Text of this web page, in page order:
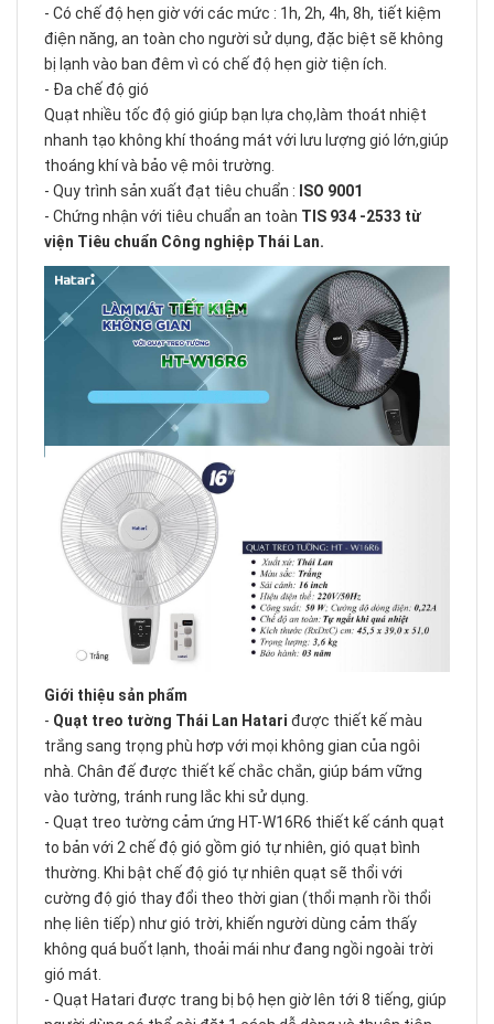
- Có chế độ hẹn giờ với các mức : 1h, 2h, 4h, 8h, tiết kiệm
điện năng, an toàn cho người sử dụng, đặc biệt sẽ không
bị lạnh vào ban đêm vì có chế độ hẹn giờ tiện ích.
- Đa chế độ gió
Quạt nhiều tốc độ gió giúp bạn lựa chọ,làm thoát nhiệt
nhanh tạo không khí thoáng mát với lưu lượng gió lớn,giúp
thoáng khí và bảo vệ môi trường.
- Quy trình sản xuất đạt tiêu chuẩn : ISO 9001
- Chứng nhận với tiêu chuẩn an toàn TIS 934 -2533 từ
viện Tiêu chuẩn Công nghiệp Thái Lan.
Giới thiệu sản phẩm
- Quạt treo tường Thái Lan Hatari được thiết kế màu
trắng sang trọng phù hơp với mọi không gian của ngôi
nhà. Chân đế được thiết kế chắc chắn, giúp bám vững
vào tường, tránh rung lắc khi sử dụng.
- Quạt treo tường cảm ứng HT-W16R6 thiết kế cánh quạt
to bản với 2 chế độ gió gồm gió tự nhiên, gió quạt bình
thường. Khi bật chế độ gió tự nhiên quạt sẽ thổi với
cường độ gió thay đổi theo thời gian (thổi mạnh rồi thổi
nhẹ liên tiếp) như gió trời, khiến người dùng cảm thấy
không quá buốt lạnh, thoải mái như đang ngồi ngoài trời
gió mát.
- Quạt Hatari được trang bị bộ hẹn giờ lên tới 8 tiếng, giúp